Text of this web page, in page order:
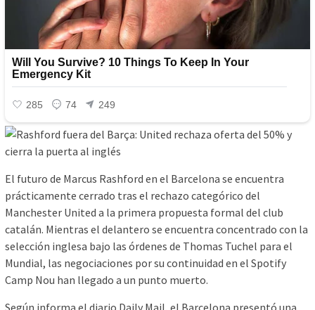
El futuro de Marcus Rashford en el Barcelona se encuentra
prácticamente cerrado tras el rechazo categórico del
Manchester United a la primera propuesta formal del club
catalán. Mientras el delantero se encuentra concentrado con la
selección inglesa bajo las órdenes de Thomas Tuchel para el
Mundial, las negociaciones por su continuidad en el Spotify
Camp Nou han llegado a un punto muerto.